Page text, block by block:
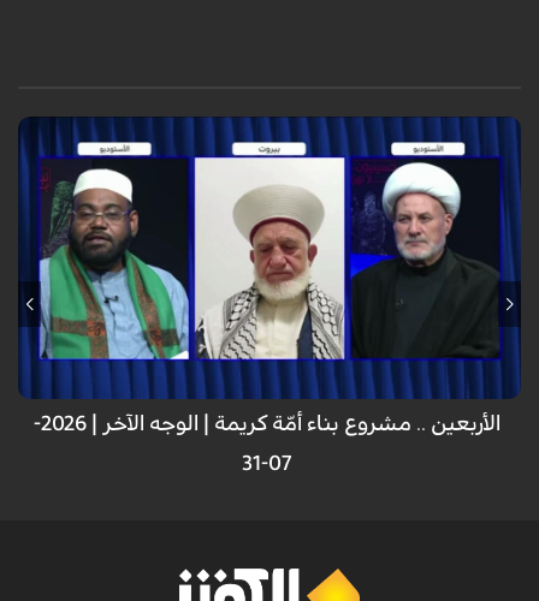
الأربعين .. مشروع بناء أمّة كريمة | الوجه الآخر | 2026-
07-31